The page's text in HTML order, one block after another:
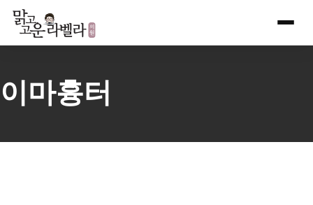
Skip
content
이마흉터